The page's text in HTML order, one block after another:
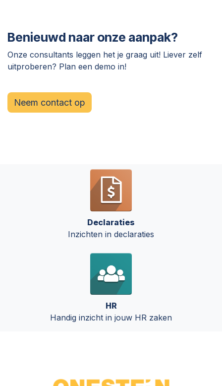
Benieuwd naar onze aanpak?
Onze consultants leggen het je graag uit! Liever zelf
uitproberen? Plan een demo in!
Neem contact op​​​​
Declaraties
Inzichten in declaraties
HR
Handig inzicht in jouw HR zaken